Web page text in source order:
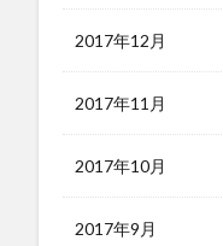
2017年12月
2017年11月
2017年10月
2017年9月